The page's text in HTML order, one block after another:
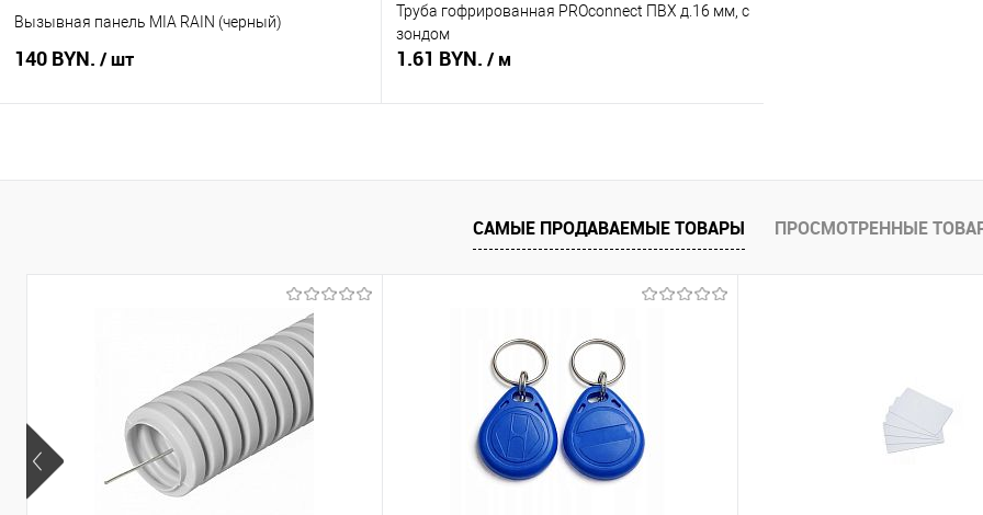
Вызывная панель MIA RAIN (черный)
140 BYN. / шт
Труба гофрированная PROconnect ПВХ д.16 мм, с
зондом
1.61 BYN. / м
САМЫЕ ПРОДАВАЕМЫЕ ТОВАРЫ ПРОСМОТРЕННЫЕ